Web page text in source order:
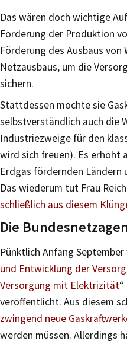
Das wären doch wichtige
Förderung der Produktion
Förderung des Ausbaus
Netzausbaus, um die
sichern.
Stattdessen möchte sie
selbstverständlich auch die
Industriezweige für den
wird sich freuen). Es erhöht
Erdgas fördernden Ländern
Das wiederum tut Frau
schließlich aus diesem
Die
Pünktlich Anfang
und Entwicklung der
Versorgung mit Elektrizität
veröffentlicht. Aus diesem
zwingend neue
werden müssen. Allerdings